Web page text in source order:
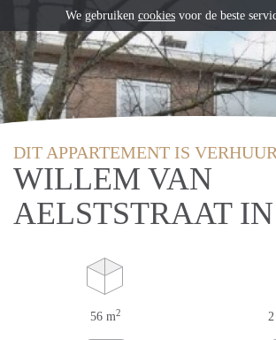
DIT APPARTEMENT IS
WILLEM VAN
AELSTSTRAAT
56 m2
We gebruiken cookies voor de beste